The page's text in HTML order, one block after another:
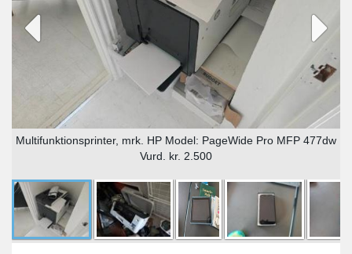
Multifunktionsprinter, mrk. HP Model: PageWide Pro MFP 477dw
Vurd. kr. 2.500